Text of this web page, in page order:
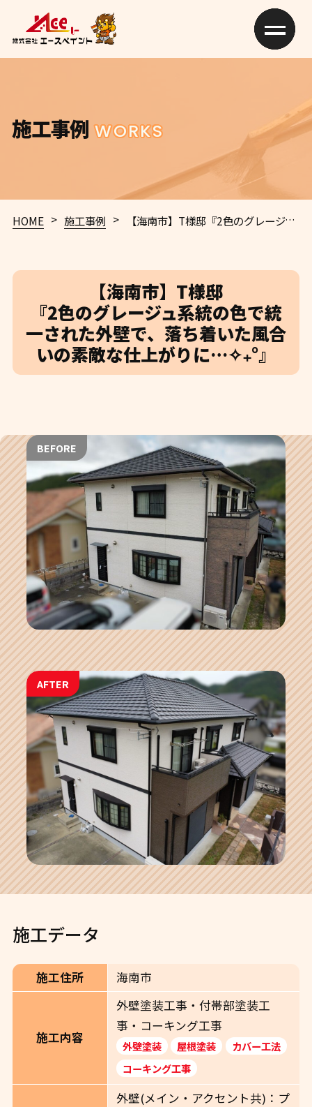
施工事例 WORKS
HOME > 施工事例 > 【海南市】T様邸 『2色のグレージュ系統の色で統一された外壁で、落ち着いた風合いの素敵な仕上がりに…✧₊°』
【海南市】T様邸
『2色のグレージュ系統の色で統
一された外壁で、落ち着いた風合
いの素敵な仕上がりに…✧₊°』
BEFORE
AFTER
施工データ
施工住所 海南市
施工内容
外壁塗装工事・付帯部塗装工
事・コーキング工事
外壁塗装 屋根塗装
カバー工法
コーキング工事
外壁(メイン・アクセント共)：プ